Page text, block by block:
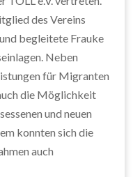
des Vereins
begleitete Frauke
Neben
für Migranten
die Möglichkeit
und neuen
konnten sich die
auch